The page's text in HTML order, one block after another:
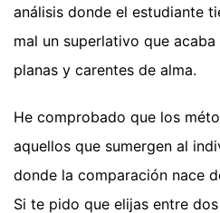
análisis donde el estudiante
mal un superlativo que
planas y carentes de alma.
He comprobado que los
aquellos que sumergen al
donde la comparación nace
Si te pido que elijas entre